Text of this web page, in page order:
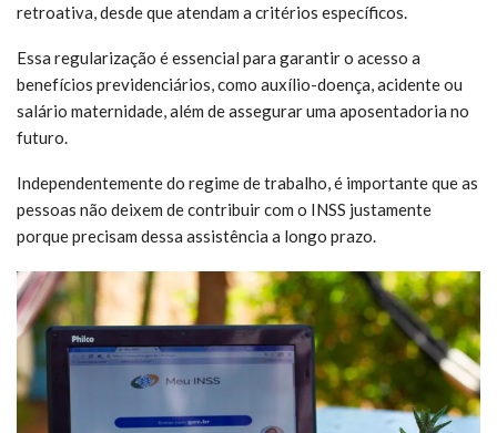
retroativa, desde que atendam a critérios específicos.
Essa regularização é essencial para garantir o acesso a
benefícios previdenciários, como auxílio-doença, acidente ou
salário maternidade, além de assegurar uma aposentadoria no
futuro.
Independentemente do regime de trabalho, é importante que as
pessoas não deixem de contribuir com o INSS justamente
porque precisam dessa assistência a longo prazo.